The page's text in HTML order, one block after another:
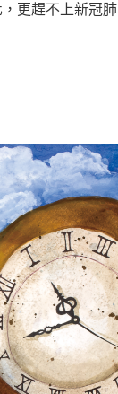
更趕不上新冠肺